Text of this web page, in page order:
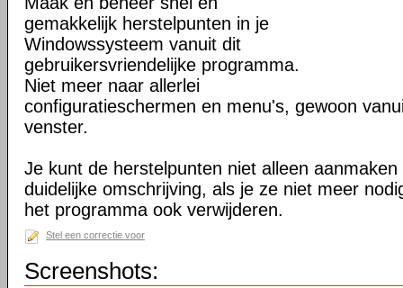
gemakkelijk herstelpunten in je
Windowssysteem vanuit dit
gebruikersvriendelijke programma.
Niet meer naar allerlei
configuratieschermen en menu's, gewoon
venster.
Je kunt de herstelpunten niet alleen
duidelijke omschrijving, als je ze niet meer
het programma ook verwijderen.
Stel een correctie voor
Screenshots: